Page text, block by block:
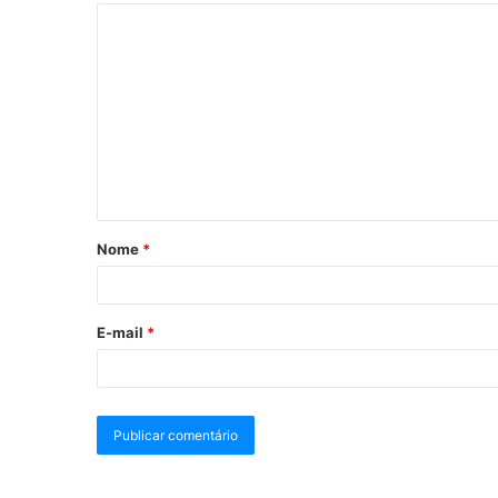
Nome *
E-mail *